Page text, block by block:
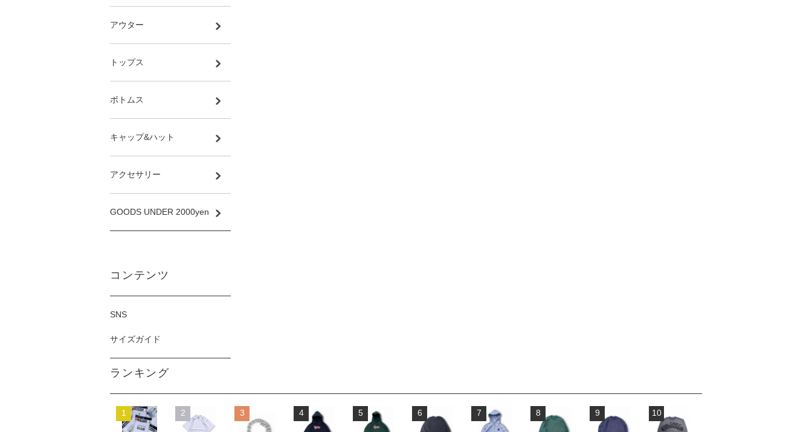
アウター
トップス
ボトムス
キャップ&ハット
アクセサリー
GOODS UNDER 2000yen
コンテンツ
SNS
サイズガイド
ランキング
1 2 3 4 5 6 7 8 9 10